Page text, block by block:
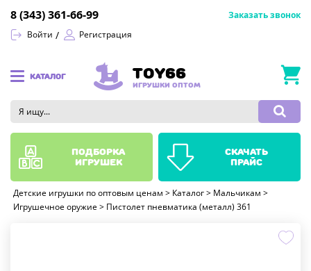
Войти Регистрация
8 (343) 361-66-99 Заказать звонок
КАТАЛОГ TOY66
ИГРУШКИ ОПТОМ
Детские игрушки по оптовым ценам > Каталог > Мальчикам >
Игрушечное оружие > Пистолет пневматика (металл) 361
подборка
игрушек
скачать
прайс